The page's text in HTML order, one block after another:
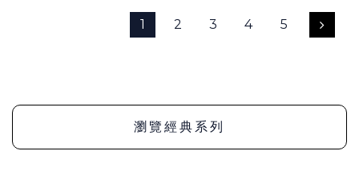
1 2 3 4 5
瀏覽經典系列